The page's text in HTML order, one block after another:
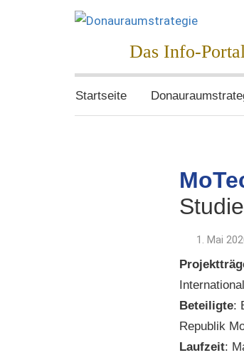
Das Info-
Startseite
1. Mai
Beteiligte:
Republik
Laufzeit: